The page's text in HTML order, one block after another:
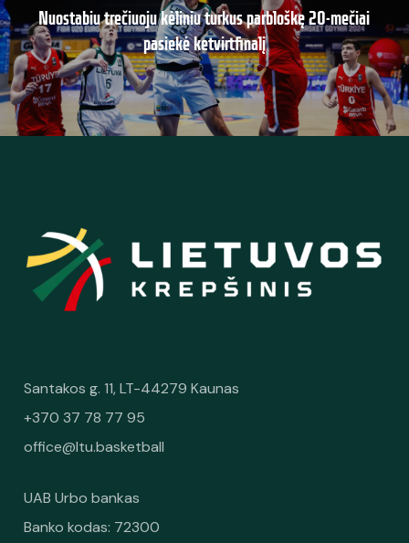
Nuostabiu trečiuoju kėliniu turkus parbloškę 20-mečiai
pasiekė ketvirtfinalį
Santakos g. 11, LT-44279 Kaunas
+370 37 78 77 95
office@ltu.basketball
UAB Urbo bankas
Banko kodas: 72300